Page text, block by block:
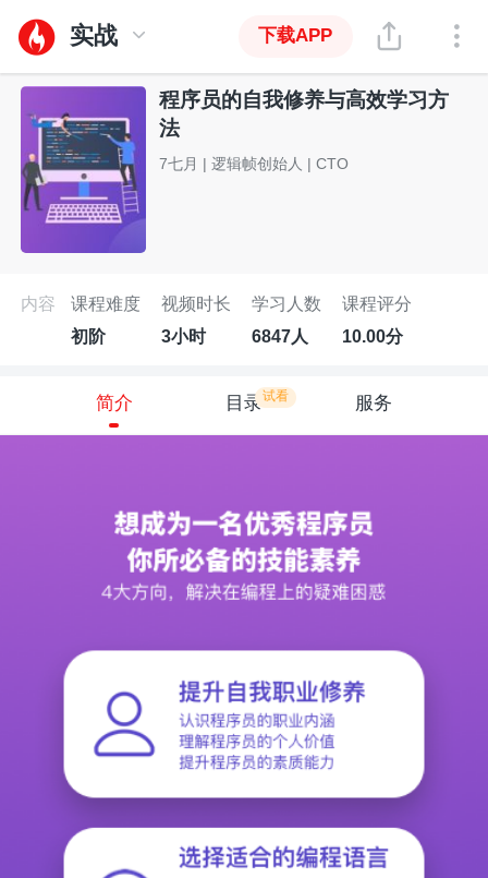
实战 下载APP
程序员的自我修养与高效学习方
法
7七月 | 逻辑帧创始人 | CTO
内容
课程难度
初阶
视频时长
3小时
学习人数
6847人
课程评分
10.00分
简介 目录试看 服务